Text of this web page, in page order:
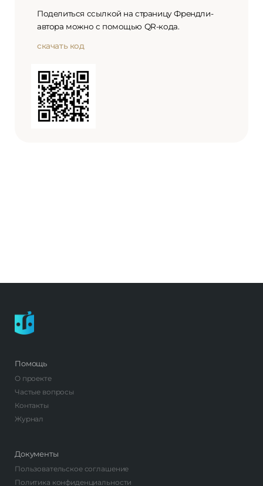
Поделиться ссылкой на страницу Френдли-
автора можно с помощью QR-кода.
скачать код
Помощь
О проекте
Частые вопросы
Контакты
Журнал
Документы
Пользовательское соглашение
Политика конфиденциальности